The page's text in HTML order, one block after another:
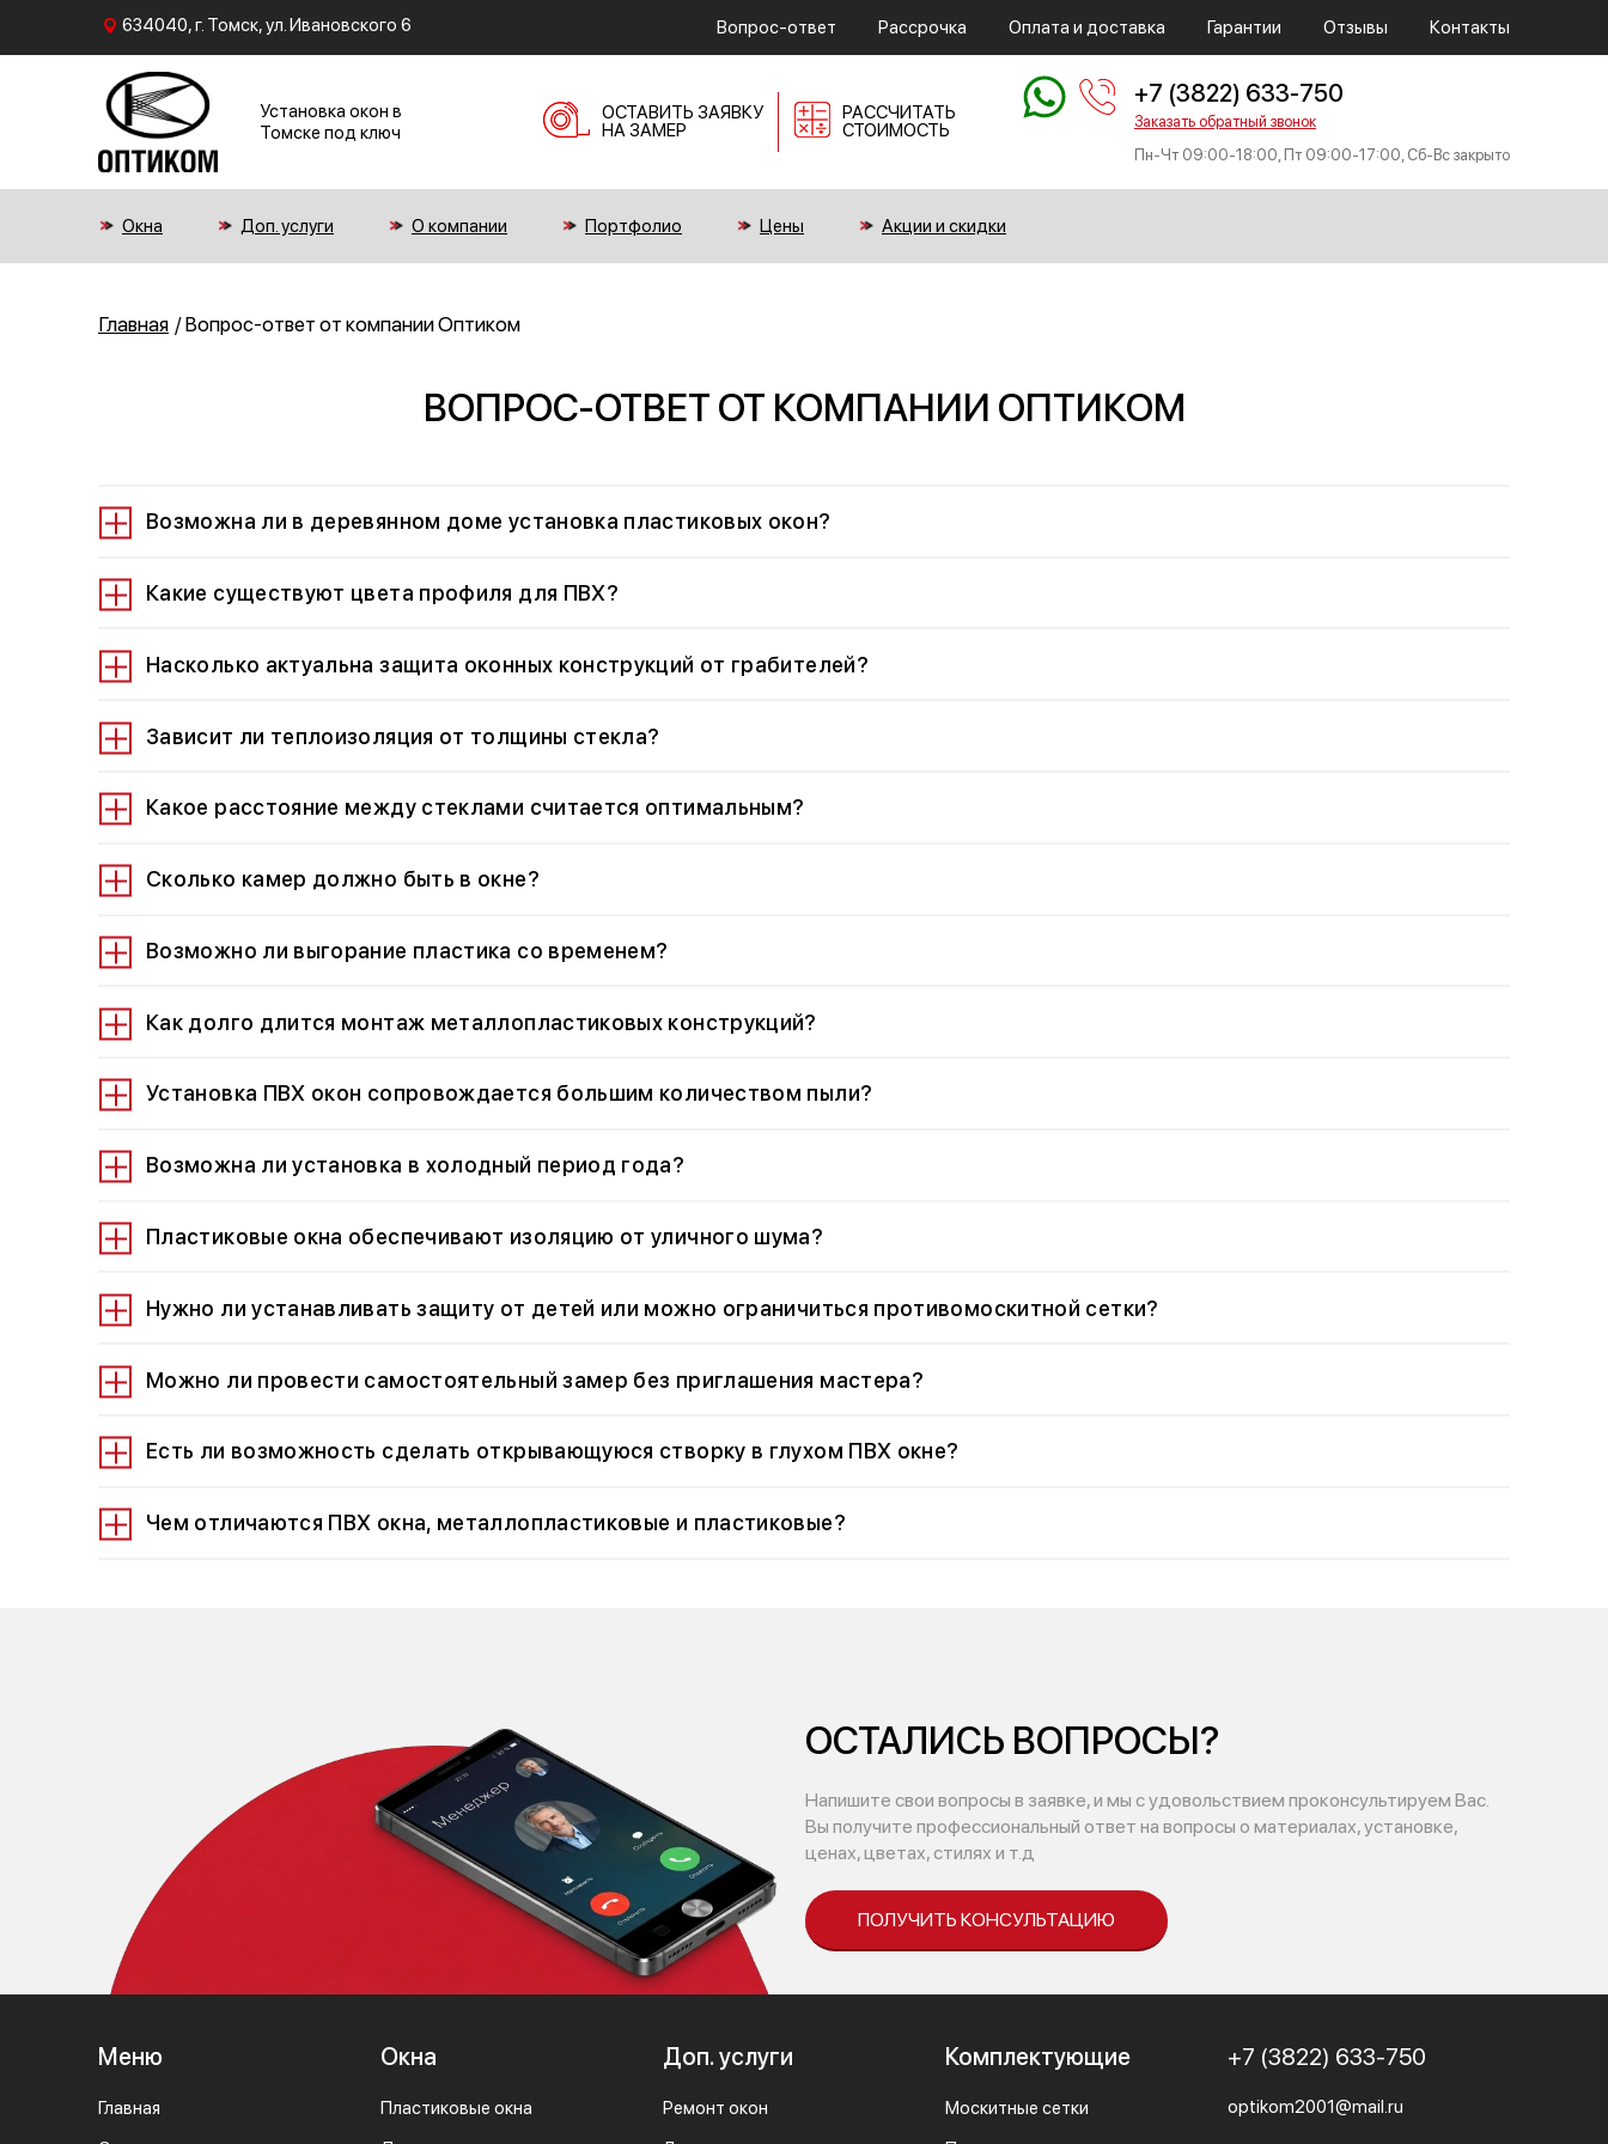
634040, г. Томск, ул. Ивановского 6 Вопрос-ответ Рассрочка Оплата и доставка Гарантии Отзывы Контакты
Установка окон в
Томске под ключ
ОСТАВИТЬ ЗАЯВКУ
НА ЗАМЕР
РАСCЧИТАТЬ
СТОИМОСТЬ
+7 (3822) 633-750
Заказать обратный звонок
Пн-Чт 09:00-18:00, Пт 09:00-17:00, Сб-Вс закрыто
Окна Доп. услуги О компании Портфолио Цены Акции и скидки
Главная Вопрос-ответ от компании Оптиком
ВОПРОС-ОТВЕТ ОТ КОМПАНИИ ОПТИКОМ
Возможна ли в деревянном доме установка пластиковых окон?
Какие существуют цвета профиля для ПВХ?
Насколько актуальна защита оконных конструкций от грабителей?
Зависит ли теплоизоляция от толщины стекла?
Какое расстояние между стеклами считается оптимальным?
Сколько камер должно быть в окне?
Возможно ли выгорание пластика со временем?
Как долго длится монтаж металлопластиковых конструкций?
Установка ПВХ окон сопровождается большим количеством пыли?
Возможна ли установка в холодный период года?
Пластиковые окна обеспечивают изоляцию от уличного шума?
Нужно ли устанавливать защиту от детей или можно ограничиться противомоскитной сетки?
Можно ли провести самостоятельный замер без приглашения мастера?
Есть ли возможность сделать открывающуюся створку в глухом ПВХ окне?
Чем отличаются ПВХ окна, металлопластиковые и пластиковые?
ОСТАЛИСЬ ВОПРОСЫ?
Напишите свои вопросы в заявке, и мы с удовольствием проконсультируем Вас.
Вы получите профессиональный ответ на вопросы о материалах, установке,
ценах, цветах, стилях и т.д
ПОЛУЧИТЬ КОНСУЛЬТАЦИЮ
Меню
Главная
Окна
Пластиковые окна
Доп. услуги
Ремонт окон
Комплектующие
Москитные сетки
+7 (3822) 633-750
optikom2001@mail.ru